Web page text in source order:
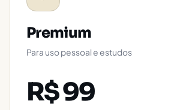
Premium
Para uso pessoal e estudos
R$ 99